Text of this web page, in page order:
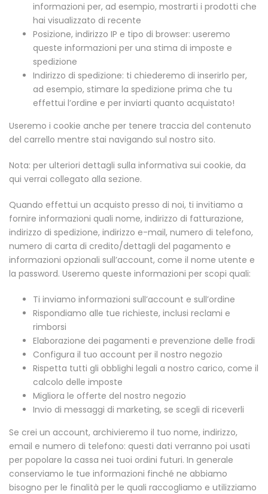
informazioni per, ad esempio, mostrarti i prodotti che
hai visualizzato di recente
Posizione, indirizzo IP e tipo di browser: useremo
queste informazioni per una stima di imposte e
spedizione
Indirizzo di spedizione: ti chiederemo di inserirlo per,
ad esempio, stimare la spedizione prima che tu
effettui l’ordine e per inviarti quanto acquistato!
Useremo i cookie anche per tenere traccia del contenuto
del carrello mentre stai navigando sul nostro sito.
Nota: per ulteriori dettagli sulla informativa sui cookie, da
qui verrai collegato alla sezione.
Quando effettui un acquisto presso di noi, ti invitiamo a
fornire informazioni quali nome, indirizzo di fatturazione,
indirizzo di spedizione, indirizzo e-mail, numero di telefono,
numero di carta di credito/dettagli del pagamento e
informazioni opzionali sull’account, come il nome utente e
la password. Useremo queste informazioni per scopi quali:
Ti inviamo informazioni sull’account e sull’ordine
Rispondiamo alle tue richieste, inclusi reclami e
rimborsi
Elaborazione dei pagamenti e prevenzione delle frodi
Configura il tuo account per il nostro negozio
Rispetta tutti gli obblighi legali a nostro carico, come il
calcolo delle imposte
Migliora le offerte del nostro negozio
Invio di messaggi di marketing, se scegli di riceverli
Se crei un account, archivieremo il tuo nome, indirizzo,
email e numero di telefono: questi dati verranno poi usati
per popolare la cassa nei tuoi ordini futuri. In generale
conserviamo le tue informazioni finché ne abbiamo
bisogno per le finalità per le quali raccogliamo e utilizziamo